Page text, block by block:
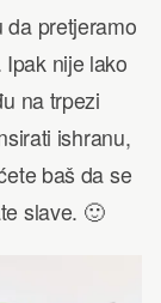
da pretjeramo
nije lako
na trpezi
ishranu,
baš da se
slave. 🙂